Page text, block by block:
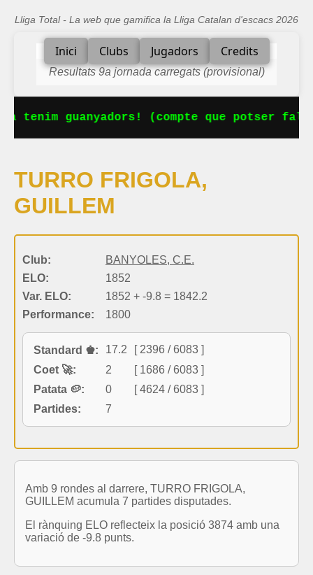
Lliga Total - La web que gamifica la Lliga Catalan d'escacs 2026
Inici Clubs Jugadors Credits
Resultats 9a jornada carregats (provisional)
tenim guanyadors! (compte que potser
TURRO FRIGOLA,
GUILLEM
Club:
BANYOLES, C.E.
ELO:
1852
Var. ELO:
1852 + -9.8 = 1842.2
Performance:
1800
Standard ♚: 17.2
[ 2396 / 6083 ]
Coet 🚀:
2
[ 1686 / 6083 ]
Patata 🥔:
0
[ 4624 / 6083 ]
Partides:
7
Amb 9 rondes al darrere, TURRO FRIGOLA,
GUILLEM acumula 7 partides disputades.
El rànquing ELO reflecteix la posició 3874 amb una
variació de -9.8 punts.